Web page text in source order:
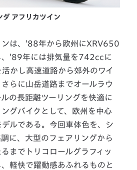
ダ アフリカツイン
は、'88年から欧州にXRV650
、'89年には排気量を742ccに
かし高速道路から郊外のワイ
らに山岳道路までオールラウ
の長距離ツーリングを快適に
グバイクとして、欧州を中心
ルである。今回車体色を、シ
に、大型のフェアリングから
までトリコロールグラフィッ
軽快で躍動感あふれるものと